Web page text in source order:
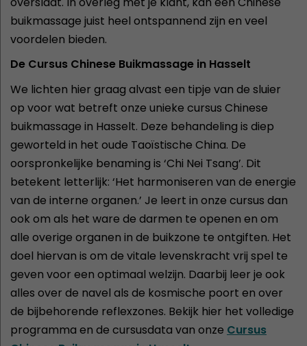
buikmassage juist heel ontspannend zijn en veel
voordelen bieden.
De Cursus Chinese Buikmassage in Hasselt
We lichten hier graag alvast een tipje van de sluier
op voor wat betreft onze unieke cursus Chinese
buikmassage in Hasselt. Deze behandeling is diep
geworteld in het oude Taoïstische China. De
oorspronkelijke benaming is ‘Chi Nei Tsang’. Dit
betekent letterlijk: ‘Het harmoniseren van de energie
van de interne organen.’ Je leert in onze cursus dan
ook om als het ware de darmen te openen en om
alle overige organen in de buikzone te ontgiften. Het
doel hiervan is om de vitale levenskracht vrij spel te
geven voor een optimaal welzijn. Daarbij leer je ook
alles over de navel als de kosmische poort en over
de bijbehorende reflexzones. Bekijk hier het volledige
programma en de cursusdata van onze Cursus